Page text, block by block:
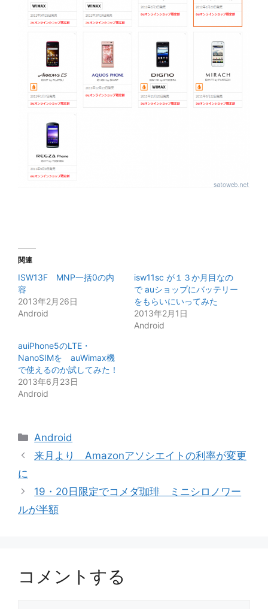
関連
ISW13F MNP一括0の内
容
2013年2月26日
Android
isw11sc が１３か月目なの
で auショップにバッテリー
をもらいにいってみた
2013年2月1日
Android
auiPhone5のLTE・
NanoSIMを auWimax機
で使えるのか試してみた！
2013年6月23日
Android
カ
テ
ー
Android
来月より Amazonアソシエイトの利率が変更
に
19・20日限定でコメダ珈琲 ミニシロノワー
ルが半額
コメントする